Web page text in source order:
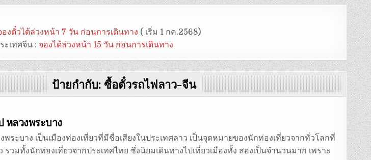
องตั๋วได้ล่วงหน้า 7 วัน ก่อนการเดินทาง ( เริ่ม 1 กค.2568)
ะเทศจีน : จองได้ล่วงหน้า 15 วัน ก่อนการเดินทาง
ป้ายกำกับ: ซื้อตั๋วรถไฟลาว-จีน
หลวงพระบาง
งพระบาง เป็นเมืองท่องเที่ยวที่มีชื่อเสียงในประเทศลาว เป็นจุดหมายของนักท่องเที่ยวจากทั่วโลกที่
รวมทั้งนักท่องเที่ยวจากประเทศไทย ซึ่งนิยมเดินทางไปเที่ยวเมืองทั้ง สองเป็นจำนวนมาก เพราะ